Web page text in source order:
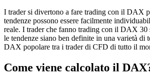
I trader si divertono a fare trading con il DAX
tendenze possono essere facilmente
reale. I trader che fanno trading con il DAX 30
le tendenze siano ben definite in una varietà di
DAX popolare tra i trader di CFD di tutto il
Come viene calcolato il